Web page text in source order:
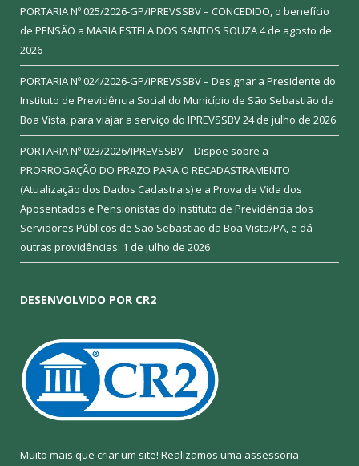
PORTARIA Nº 025/2026-GP/IPREVSSBV – CONCEDIDO, o benefício
de PENSÃO a MARIA ESTELA DOS SANTOS SOUZA4 de agosto de
2026
PORTARIA Nº 024/2026-GP/IPREVSSBV – Designar a Presidente do
Instituto de Previdência Social do Município de São Sebastião da
Boa Vista, para viajar a serviço do IPREVSSBV24 de julho de 2026
PORTARIA Nº 023/2026/IPREVSSBV – Dispõe sobre a
PRORROGAÇÃO DO PRAZO PARA O RECADASTRAMENTO
(Atualização dos Dados Cadastrais) e a Prova de Vida dos
Aposentados e Pensionistas do Instituto de Previdência dos
Servidores Públicos de São Sebastião da Boa Vista/PA, e dá
outras providências. 1 de julho de 2026
DESENVOLVIDO POR CR2
Muito mais que criar um site! Realizamos uma assessoria